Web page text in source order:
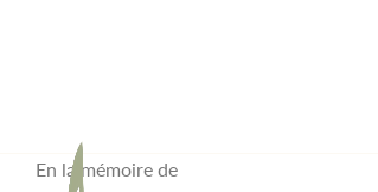
En la mémoire de